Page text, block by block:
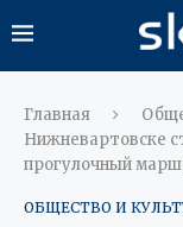
Главная
Нижневартовске
прогулочный
ОБЩЕСТВО И